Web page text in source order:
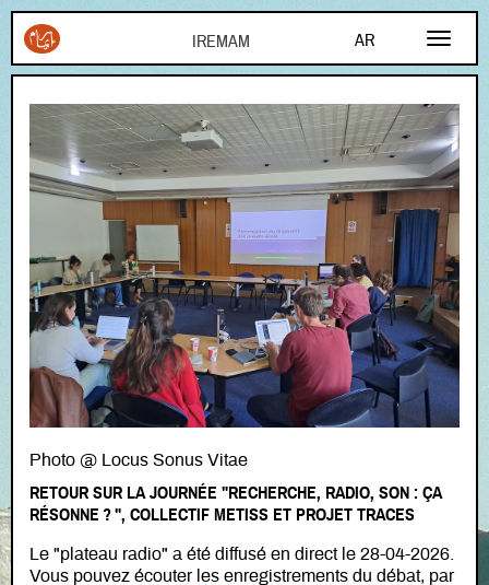
AR
FR
EN
Aller au contenu principal
Photo @ Locus Sonus Vitae
RETOUR SUR LA JOURNÉE "RECHERCHE, RADIO, SON : ÇA
RÉSONNE ? ", COLLECTIF METISS ET PROJET TRACES
Le "plateau radio" a été diffusé en direct le 28-04-2026.
Vous pouvez écouter les enregistrements du débat, par